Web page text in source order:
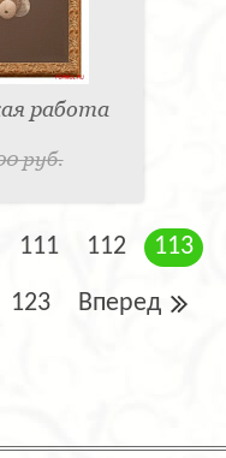
работа
руб.
111 112 113
123 Вперед